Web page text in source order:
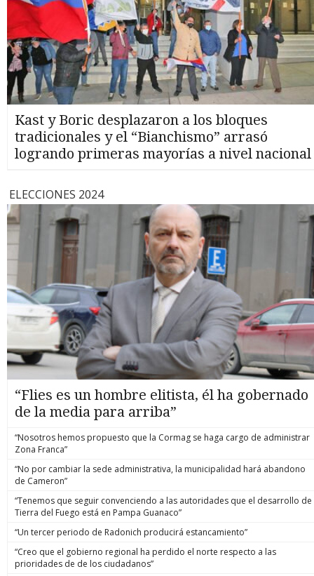
Kast y Boric desplazaron a los bloques
tradicionales y el “Bianchismo” arrasó
logrando primeras mayorías a nivel nacional
ELECCIONES 2024
“Flies es un hombre elitista, él ha gobernado
de la media para arriba”
“Nosotros hemos propuesto que la Cormag se haga cargo de administrar
Zona Franca”
“No por cambiar la sede administrativa, la municipalidad hará abandono
de Cameron”
“Tenemos que seguir convenciendo a las autoridades que el desarrollo de
Tierra del Fuego está en Pampa Guanaco”
“Un tercer periodo de Radonich producirá estancamiento”
“Creo que el gobierno regional ha perdido el norte respecto a las
prioridades de de los ciudadanos”